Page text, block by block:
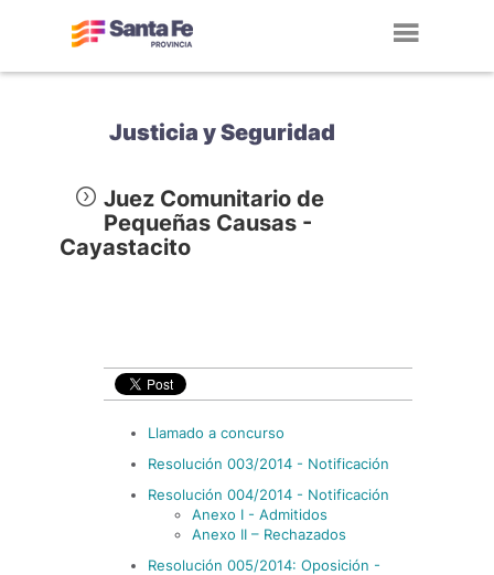
Justicia y Seguridad
Juez Comunitario de
Pequeñas Causas -
Cayastacito
Llamado a concurso
Resolución 003/2014 - Notificación
Resolución 004/2014 - Notificación
Anexo I - Admitidos
Anexo II – Rechazados
Resolución 005/2014: Oposición -